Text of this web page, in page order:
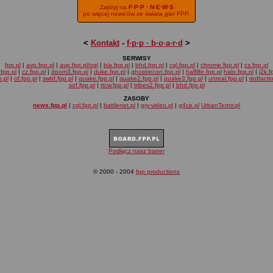
Zajrzyj na F·P·P · N·E·W·S
po więcej news'ów ze świata gier FPP.
< Kontakt- f·p·p · b·o·a·r·d >
SERWISY
fpp.pl | avp.fpp.pl | avp.fpp.pl/ogl | bia.fpp.pl | bhd.fpp.pl | cgl.fpp.pl | chrome.fpp.pl | cs.fpp.pl
| cz.fpp.pl | doom3.fpp.pl | duke.fpp.pl | ghostrecon.fpp.pl | halflife.fpp.pl halo.fpp.pl |
| of.fpp.pl| swbf.fpp.pl| quake.fpp.pl| quake2.fpp.pl| quake3.fpp.pl| unreal.fpp.pl|
sof.fpp.pl| rtcw.fpp.pl| tribes2.fpp.pl| bhd.fpp.pl
ZASOBY
news.fpp.pl | cgl.fpp.pl | battlenet.pl | gry-video.pl | g4ce.pl UrbanTerror.pl
Podłącz nasz baner
© 2000 - 2004 fpp productions